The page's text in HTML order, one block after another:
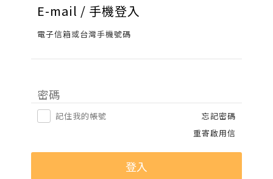
E-mail / 手機登入
電子信箱或台灣手機號碼
密碼
記住我的帳號
忘記密碼
重寄啟用信